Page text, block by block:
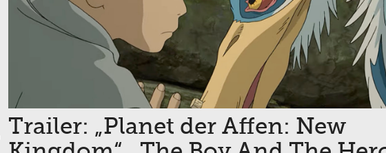
Trailer: „Planet der Affen: New